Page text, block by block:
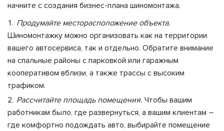
начните с создания бизнес-плана шиномонтажа.
Продумайте месторасположение объекта.
Шиномонтажку можно организовать как на территории
вашего автосервиса, так и отдельно. Обратите внимание
на спальные районы с парковкой или гаражным
кооперативом вблизи, а также трассы с высоким
трафиком.
Рассчитайте площадь помещения. Чтобы вашим
работникам было, где развернуться, а вашим клиентам –
где комфортно подождать авто, выбирайте помещение